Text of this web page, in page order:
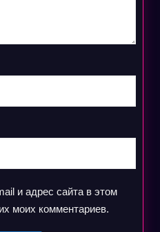
и адрес сайта в этом
моих комментариев.